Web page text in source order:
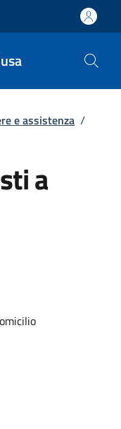
e assistenza /
a